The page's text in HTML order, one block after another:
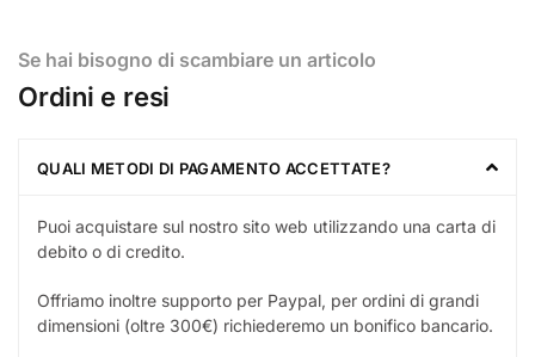
Se hai bisogno di scambiare un articolo
Ordini e resi
QUALI METODI DI PAGAMENTO ACCETTATE?
Puoi acquistare sul nostro sito web utilizzando una carta di
debito o di credito.
Offriamo inoltre supporto per Paypal, per ordini di grandi
dimensioni (oltre 300€) richiederemo un bonifico bancario.